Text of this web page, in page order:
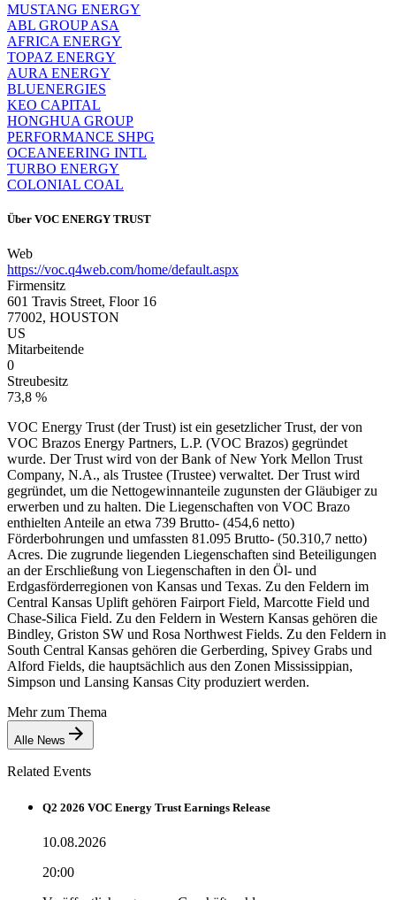
MUSTANG ENERGY
ABL GROUP ASA
AFRICA ENERGY
TOPAZ ENERGY
AURA ENERGY
BLUENERGIES
KEO CAPITAL
HONGHUA GROUP
PERFORMANCE SHPG
OCEANEERING INTL
TURBO ENERGY
COLONIAL COAL
Über VOC ENERGY TRUST
Web
https://voc.q4web.com/home/default.aspx
Firmensitz
601 Travis Street, Floor 16
77002, HOUSTON
US
Mitarbeitende
0
Streubesitz
73,8 %
VOC Energy Trust (der Trust) ist ein gesetzlicher Trust, der von
VOC Brazos Energy Partners, L.P. (VOC Brazos) gegründet
wurde. Der Trust wird von der Bank of New York Mellon Trust
Company, N.A., als Trustee (Trustee) verwaltet. Der Trust wird
gegründet, um die Nettogewinnanteile zugunsten der Gläubiger zu
erwerben und zu halten. Die Liegenschaften von VOC Brazo
enthielten Anteile an etwa 739 Brutto- (454,6 netto)
Förderbohrungen und umfassten 81.095 Brutto- (50.310,7 netto)
Acres. Die zugrunde liegenden Liegenschaften sind Beteiligungen
an der Erschließung von Liegenschaften in den Öl- und
Erdgasförderregionen von Kansas und Texas. Zu den Feldern im
Central Kansas Uplift gehören Fairport Field, Marcotte Field und
Chase-Silica Field. Zu den Feldern in Western Kansas gehören die
Bindley, Griston SW und Rosa Northwest Fields. Zu den Feldern in
South Central Kansas gehören die Gerberding, Spivey Grabs und
Alford Fields, die hauptsächlich aus den Zonen Mississippian,
Simpson und Lansing Kansas City produziert werden.
Mehr zum Thema
Alle News
Related Events
Q2 2026 VOC Energy Trust Earnings Release
10.08.2026
20:00